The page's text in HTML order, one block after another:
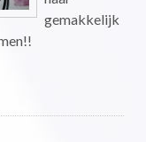
gemakkelijk